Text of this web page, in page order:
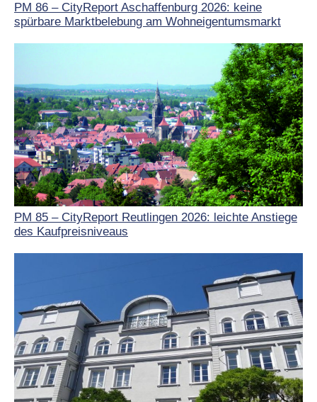
PM 86 – CityReport Aschaffenburg 2026: keine
spürbare Marktbelebung am Wohneigentumsmarkt
PM 85 – CityReport Reutlingen 2026: leichte Anstiege
des Kaufpreisniveaus